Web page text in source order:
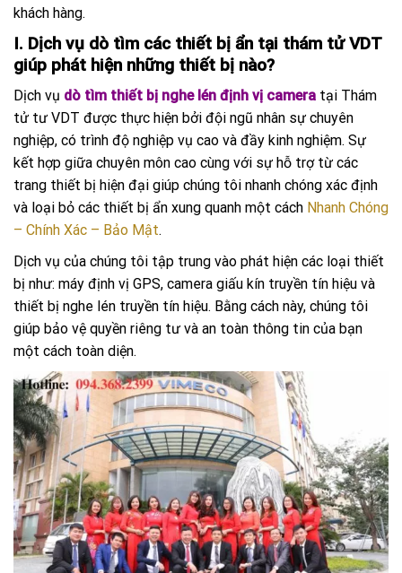
khách hàng.
I. Dịch vụ dò tìm các thiết bị ẩn tại thám tử VDT
giúp phát hiện những thiết bị nào?
Dịch vụ dò tìm thiết bị nghe lén định vị camera tại Thám
tử tư VDT được thực hiện bởi đội ngũ nhân sự chuyên
nghiệp, có trình độ nghiệp vụ cao và đầy kinh nghiệm. Sự
kết hợp giữa chuyên môn cao cùng với sự hỗ trợ từ các
trang thiết bị hiện đại giúp chúng tôi nhanh chóng xác định
và loại bỏ các thiết bị ẩn xung quanh một cách Nhanh Chóng
– Chính Xác – Bảo Mật.
Dịch vụ của chúng tôi tập trung vào phát hiện các loại thiết
bị như: máy định vị GPS, camera giấu kín truyền tín hiệu và
thiết bị nghe lén truyền tín hiệu. Bằng cách này, chúng tôi
giúp bảo vệ quyền riêng tư và an toàn thông tin của bạn
một cách toàn diện.